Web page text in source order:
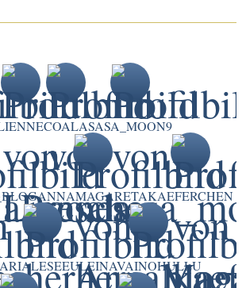
COALASASA_MOON9
ANNAMAGARETAKAEFERCHEN
INAVAINOHULLU